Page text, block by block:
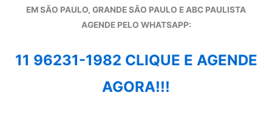
EM SÃO PAULO, GRANDE SÃO PAULO E ABC PAULISTA
AGENDE PELO WHATSAPP:
11 96231-1982 CLIQUE E AGENDE
AGORA!!!